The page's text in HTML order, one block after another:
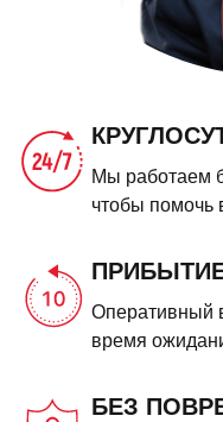
Мы работаем
чтобы помочь
Оперативный
время
БЕЗ